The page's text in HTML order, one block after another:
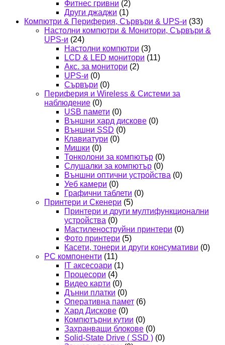
Фитнес гривни (2)
Други джаджи (1)
Компютри & Периферия, Сървъри & UPS-и (33)
Настолни компютри & Монитори, Сървъри &
UPS-и (24)
Настолни компютри (3)
LCD & LED монитори (11)
Акс. за монитори (2)
UPS-и (0)
Сървъри (0)
Периферия и Wireless & Системи за
наблюдение (0)
USB памети (0)
Външни хард дискове (0)
Външни SSD (0)
Клавиатури (0)
Мишки (0)
Тонколони за компютър (0)
Слушалки за компютър (0)
Външни оптични устройства (0)
Уеб камери (0)
Графични таблети (0)
Принтери и Скенери (5)
Принтери и други мултифункционални
устройства (0)
Мастиленоструйни принтери (0)
Фото принтери (5)
Касети, тонери и други консумативи (0)
PC компоненти (11)
IT аксесоари (1)
Процесори (4)
Видео карти (0)
Дънни платки (0)
Оперативна памет (6)
Хард Дискове (0)
Компютърни кутии (0)
Захранващи блокове (0)
Solid-State Drive ( SSD ) (0)